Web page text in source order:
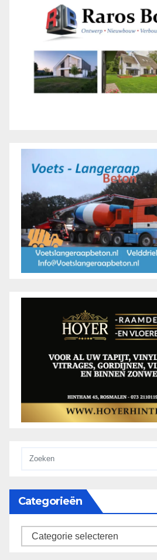
Categorieën
categorieën